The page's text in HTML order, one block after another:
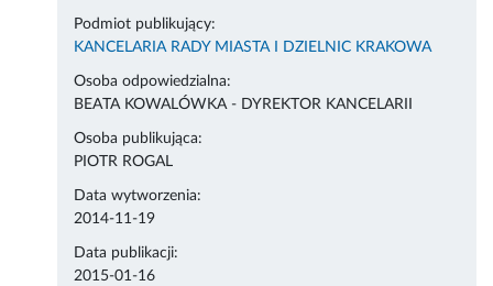
Podmiot publikujący:
KANCELARIA RADY MIASTA I DZIELNIC KRAKOWA
Osoba odpowiedzialna:
BEATA KOWALÓWKA - DYREKTOR KANCELARII
Osoba publikująca:
PIOTR ROGAL
Data wytworzenia:
2014-11-19
Data publikacji:
2015-01-16